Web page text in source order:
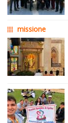
missione